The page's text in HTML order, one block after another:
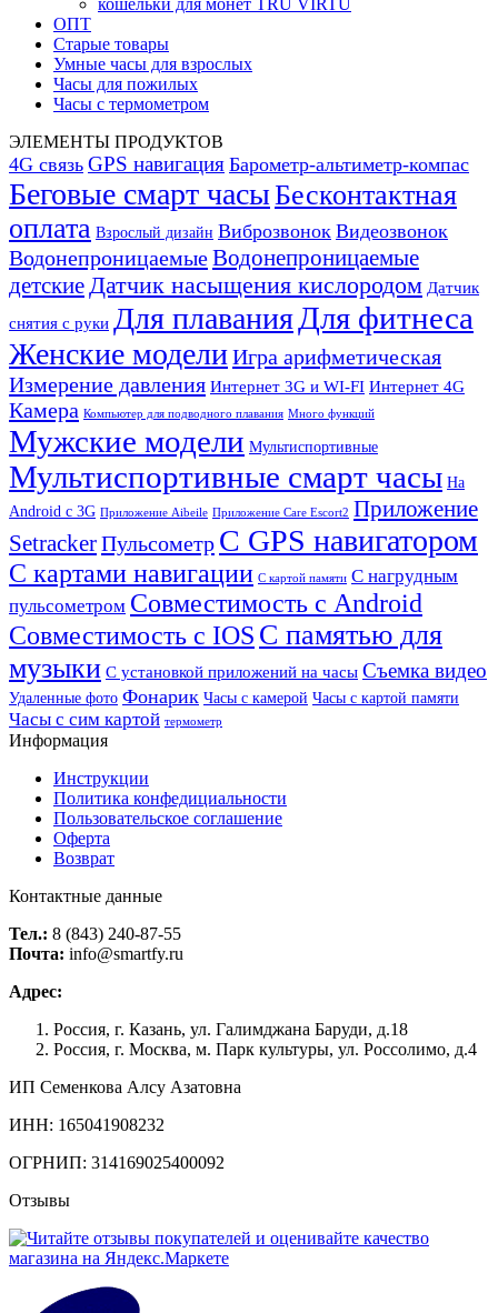
ОПТ
Старые товары
Умные часы для взрослых
Часы для пожилых
Часы с термометром
ЭЛЕМЕНТЫ ПРОДУКТОВ
4G связь GPS навигация Барометр-альтиметр-компас
Беговые смарт часыБесконтактная
оплата Взрослый дизайн Виброзвонок Видеозвонок
ВодонепроницаемыеВодонепроницаемые
детские Датчик насыщения кислородом Датчик
снятия с руки Для плаванияДля фитнеса
Женские моделиИгра арифметическая
Измерение давления Интернет 3G и WI-FI Интернет 4G
Камера Компьютер для подводного плавания Много функций
Мужские модели Мультиспортивные
Мультиспортивные смарт часы На
Android с 3G Приложение Aibeile Приложение Care Escort2 Приложение
SetrackerПульсометр С GPS навигатором
С картами навигации С картой памяти С нагрудным
пульсометром Совместимость с Android
Совместимость с IOS С памятью для
музыки С установкой приложений на часы Съемка видео
Удаленные фото Фонарик Часы с камерой Часы с картой памяти
Часы с сим картой термометр
Информация
Инструкции
Политика конфедициальности
Пользовательское соглашение
Оферта
Возврат
Контактные данные
Тел.: 8 (843) 240-87-55
Почта: info@smartfy.ru
Адрес:
Россия, г. Казань, ул. Галимджана Баруди, д.18
Россия, г. Москва, м. Парк культуры, ул. Россолимо, д.4
ИП Семенкова Алсу Азатовна
ИНН: 165041908232
ОГРНИП: 314169025400092
Отзывы